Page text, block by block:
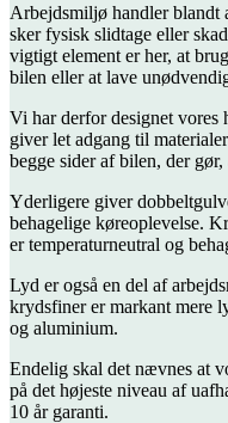
Arbejdsmiljø handler blandt
sker fysisk slidtage eller
vigtigt element er her, at
bilen eller at lave
Vi har derfor designet
giver let adgang til
begge sider af bilen, der
Yderligere giver
behagelige køreoplevelse.
er temperaturneutral og
Lyd er også en del af
krydsfiner er markant mere
og aluminium.
Endelig skal det nævnes at
på det højeste niveau af
10 år garanti.